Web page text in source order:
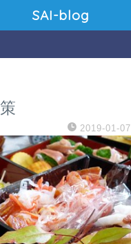
SAI-blog
2019-01-07